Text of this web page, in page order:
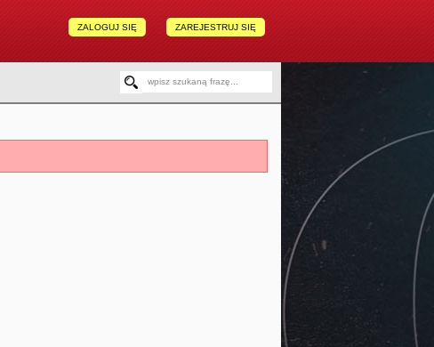
ZAREJESTRUJ SIĘ
ZALOGUJ SIĘ